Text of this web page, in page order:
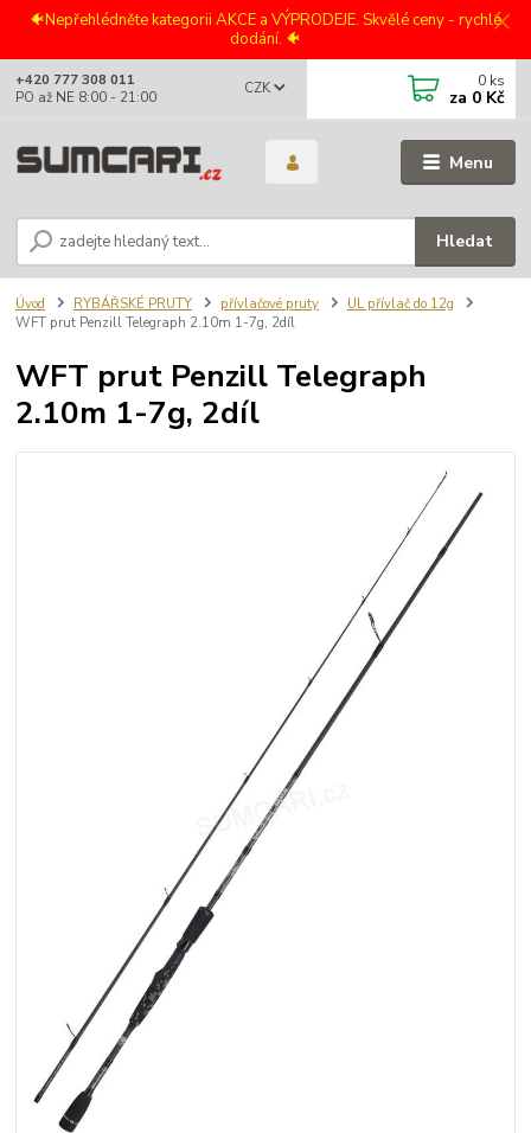
🐠Nepřehlédněte kategorii AKCE a VÝPRODEJE. Skvělé ceny - rychlé
dodání. 🐠
Menu
CZK
Hledat
+420 777 308 011
PO až NE 8:00 - 21:00
0 ks
za 0 Kč
Úvod RYBÁŘSKÉ PRUTY přívlačové pruty
UL přívlač do 12g
WFT prut Penzill Telegraph 2.10m 1-7g, 2díl
WFT prut Penzill Telegraph
2.10m 1-7g, 2díl